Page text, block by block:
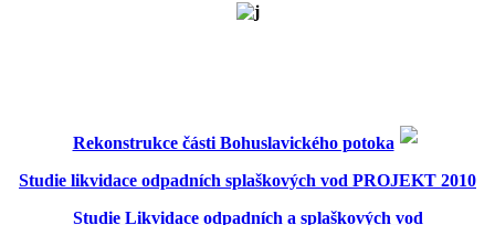
Rekonstrukce části Bohuslavického potoka
Studie likvidace odpadních splaškových vod PROJEKT 2010
Studie Likvidace odpadních a splaškových vod